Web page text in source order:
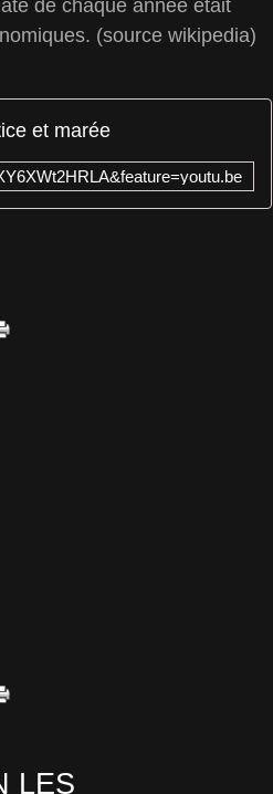
de chaque année était
(source wikipedia)
et marée
LES